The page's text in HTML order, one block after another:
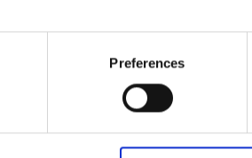
on cookies and the use of your
Preferences
Station flow: Der kleine
in Ihrem Labor